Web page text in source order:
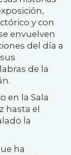
y con
envuelven
del día a
de la
en la Sala
hasta el
la
ha